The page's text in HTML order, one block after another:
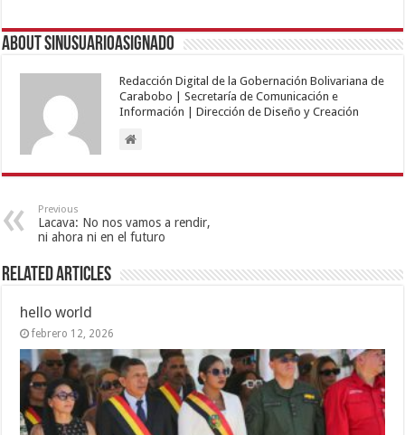
About sinusuarioasignado
Redacción Digital de la Gobernación Bolivariana de
Carabobo | Secretaría de Comunicación e
Información | Dirección de Diseño y Creación
Previous
Lacava: No nos vamos a rendir,
ni ahora ni en el futuro
Related Articles
hello world
febrero 12, 2026